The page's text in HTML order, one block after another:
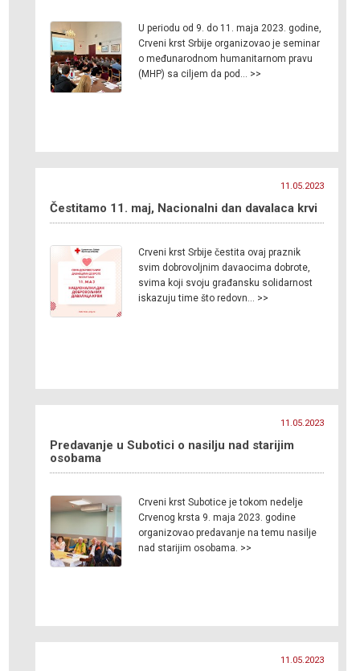
U periodu od 9. do 11. maja 2023. godine,
Crveni krst Srbije organizovao je seminar
o međunarodnom humanitarnom pravu
(MHP) sa ciljem da pod… >>
11.05.2023
Čestitamo 11. maj, Nacionalni dan davalaca krvi
Crveni krst Srbije čestita ovaj praznik
svim dobrovoljnim davaocima dobrote,
svima koji svoju građansku solidarnost
iskazuju time što redovn… >>
11.05.2023
Predavanje u Subotici o nasilju nad starijim
osobama
Crveni krst Subotice je tokom nedelje
Crvenog krsta 9. maja 2023. godine
organizovao predavanje na temu nasilje
nad starijim osobama. >>
11.05.2023